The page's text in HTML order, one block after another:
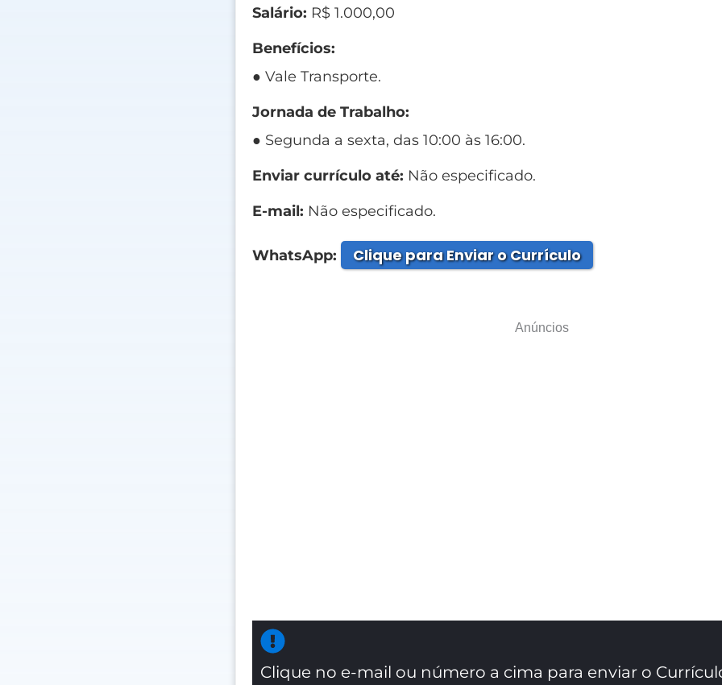
Salário: R$ 1.000,00
Benefícios:
● Vale Transporte.
Jornada de Trabalho:
● Segunda a sexta, das 10:00 às 16:00.
Enviar currículo até: Não especificado.
E-mail: Não especificado.
WhatsApp: Clique para Enviar o Currículo
Anúncios
Clique no e-mail ou número a cima para enviar o